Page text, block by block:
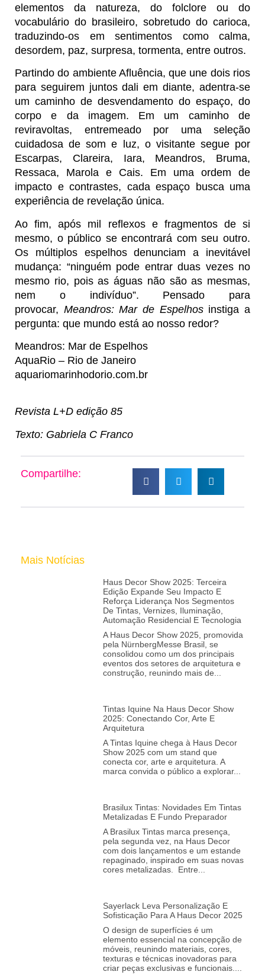
elementos da natureza, do folclore ou do
vocabulário do brasileiro, sobretudo do carioca,
traduzindo-os em sentimentos como calma,
desordem, paz, surpresa, tormenta, entre outros.
Partindo do ambiente Afluência, que une dois rios
para seguirem juntos dali em diante, adentra-se
um caminho de desvendamento do espaço, do
corpo e da imagem. Em um caminho de
reviravoltas, entremeado por uma seleção
cuidadosa de som e luz, o visitante segue por
Escarpas, Clareira, Iara, Meandros, Bruma,
Ressaca, Marola e Cais. Em uma ordem de
impacto e contrastes, cada espaço busca uma
experiência de revelação única.
Ao fim, após mil reflexos e fragmentos de si
mesmo, o público se encontrará com seu outro.
Os múltiplos espelhos denunciam a inevitável
mudança: “ninguém pode entrar duas vezes no
mesmo rio, pois as águas não são as mesmas,
nem o indivíduo”. Pensado para
provocar, Meandros: Mar de Espelhosinstiga a
pergunta: que mundo está ao nosso redor?
Meandros: Mar de Espelhos
AquaRio – Rio de Janeiro
aquariomarinhodorio.com.br
Revista L+D edição 85
Texto: Gabriela C Franco
Compartilhe:
Mais Notícias
Haus Decor Show 2025: Terceira
Edição Expande Seu Impacto E
Reforça Liderança Nos Segmentos
De Tintas, Vernizes, Iluminação,
Automação Residencial E Tecnologia
A Haus Decor Show 2025, promovida
pela NürnbergMesse Brasil, se
consolidou como um dos principais
eventos dos setores de arquitetura e
construção, reunindo mais de
Tintas Iquine Na Haus Decor Show
2025: Conectando Cor, Arte E
Arquitetura
A Tintas Iquine chega à Haus Decor
Show 2025 com um stand que
conecta cor, arte e arquitetura. A
marca convida o público a explorar
Brasilux Tintas: Novidades Em Tintas
Metalizadas E Fundo Preparador
A Brasilux Tintas marca presença,
pela segunda vez, na Haus Decor
com dois lançamentos e um estande
repaginado, inspirado em suas novas
cores metalizadas. Entre
Sayerlack Leva Personalização E
Sofisticação Para A Haus Decor 2025
O design de superfícies é um
elemento essencial na concepção de
móveis, reunindo materiais, cores,
texturas e técnicas inovadoras para
criar peças exclusivas e funcionais.